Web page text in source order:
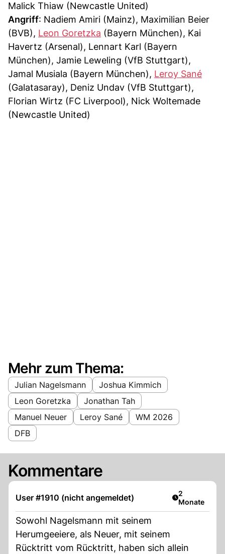
Malick Thiaw (Newcastle United)
Angriff: Nadiem Amiri (Mainz), Maximilian Beier
(BVB), Leon Goretzka (Bayern München), Kai
Havertz (Arsenal), Lennart Karl (Bayern
München), Jamie Leweling (VfB Stuttgart),
Jamal Musiala (Bayern München), Leroy Sané
(Galatasaray), Deniz Undav (VfB Stuttgart),
Florian Wirtz (FC Liverpool), Nick Woltemade
(Newcastle United)
Mehr zum Thema:
Julian Nagelsmann
Joshua Kimmich
Leon Goretzka
Jonathan Tah
Manuel Neuer
Leroy Sané
WM 2026
DFB
Kommentare
User #1910 (nicht angemeldet) Artikel
2
Monate
Sowohl Nagelsmann mit seinem
Herumgeeiere, als Neuer, mit seinem
Rücktritt vom Rücktritt, haben sich allein